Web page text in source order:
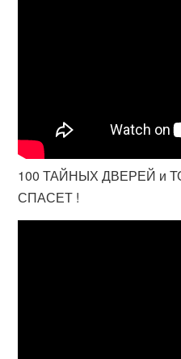
100 ТАЙНЫХ ДВЕРЕЙ и
СПАСЕТ !